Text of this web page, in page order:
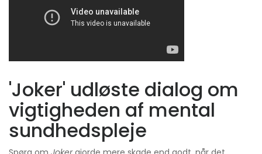
'Joker' udløste dialog om
vigtigheden af ​​mental
sundhedspleje